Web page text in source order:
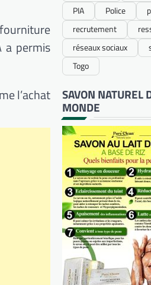
a permis
l’achat
PIA
Police
recrutement
réseaux sociaux
Togo
SAVON NATUREL
MONDE